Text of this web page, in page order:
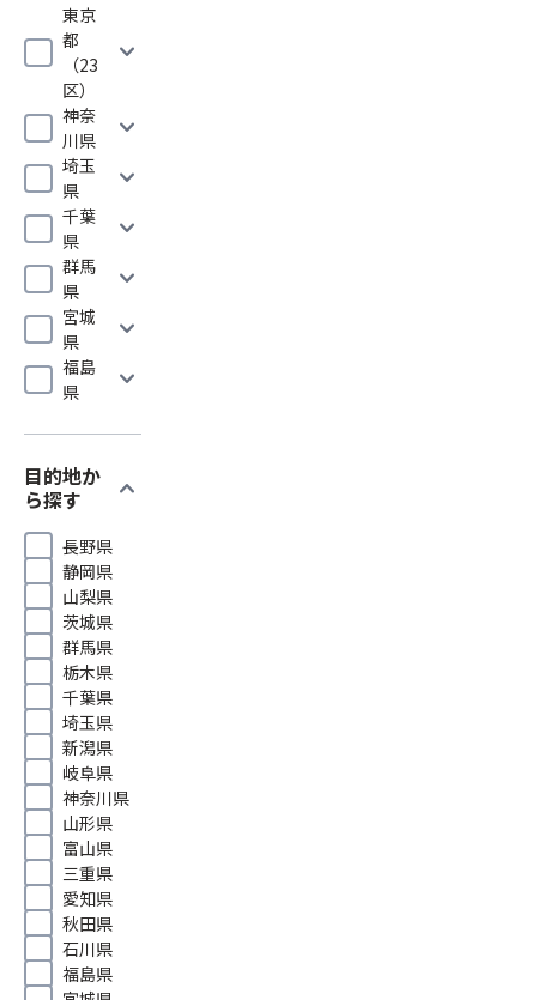
東京
都
（23
区）
expand_more
神奈
川県
expand_more
埼玉
県
expand_more
千葉
県
expand_more
群馬
県
expand_more
宮城
県
expand_more
福島
県
expand_more
目的地か
ら探す
expand_more
長野県
静岡県
山梨県
茨城県
群馬県
栃木県
千葉県
埼玉県
新潟県
岐阜県
神奈川県
山形県
富山県
三重県
愛知県
秋田県
石川県
福島県